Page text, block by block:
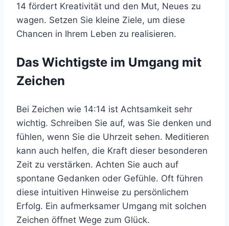
14 fördert Kreativität und den Mut, Neues zu
wagen. Setzen Sie kleine Ziele, um diese
Chancen in Ihrem Leben zu realisieren.
Das Wichtigste im Umgang mit
Zeichen
Bei Zeichen wie 14:14 ist Achtsamkeit sehr
wichtig. Schreiben Sie auf, was Sie denken und
fühlen, wenn Sie die Uhrzeit sehen. Meditieren
kann auch helfen, die Kraft dieser besonderen
Zeit zu verstärken. Achten Sie auch auf
spontane Gedanken oder Gefühle. Oft führen
diese intuitiven Hinweise zu persönlichem
Erfolg. Ein aufmerksamer Umgang mit solchen
Zeichen öffnet Wege zum Glück.